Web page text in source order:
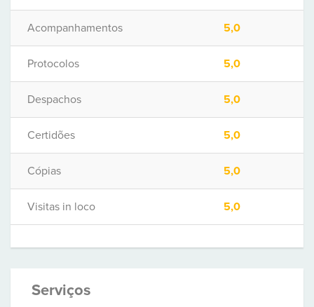
Acompanhamentos 5,0
Protocolos 5,0
Despachos 5,0
Certidões 5,0
Cópias 5,0
Visitas in loco 5,0
Serviços